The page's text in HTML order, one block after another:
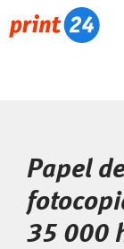
Papel
35 000